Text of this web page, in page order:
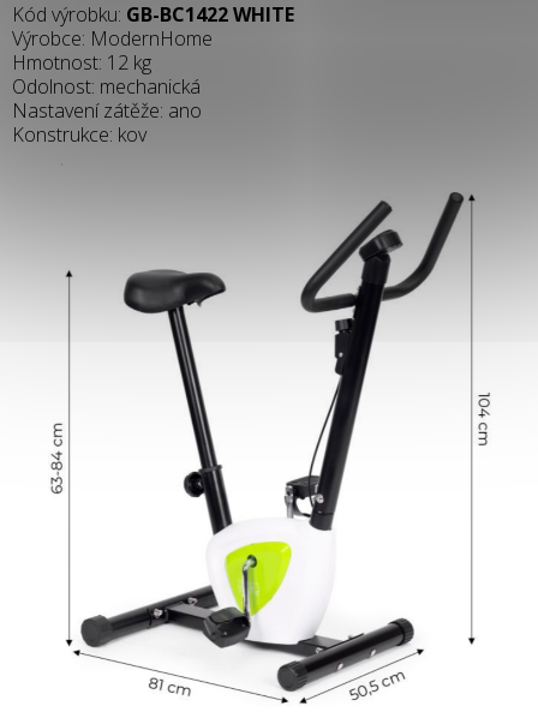
Kód výrobku: GB-BC1422 WHITE
Výrobce: ModernHome
Hmotnost: 12 kg
Odolnost: mechanická
Nastavení zátěže: ano
Konstrukce: kov
.